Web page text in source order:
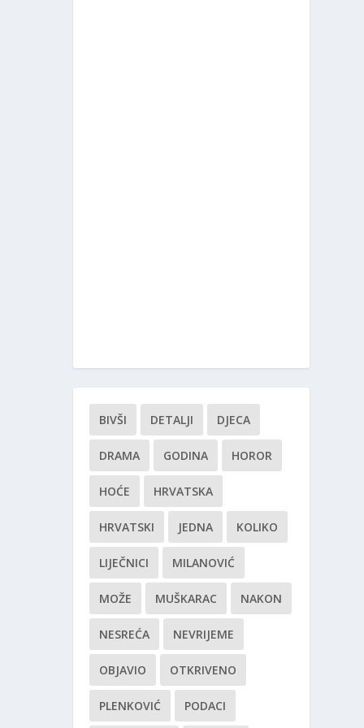
BIVŠI DETALJI DJECA
DRAMA GODINA HOROR
HOĆE HRVATSKA
HRVATSKI JEDNA KOLIKO
LIJEČNICI MILANOVIĆ
MOŽE MUŠKARAC NAKON
NESREĆA NEVRIJEME
OBJAVIO OTKRIVENO
PLENKOVIĆ PODACI